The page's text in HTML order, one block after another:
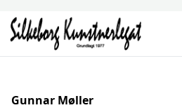
Gunnar Møller